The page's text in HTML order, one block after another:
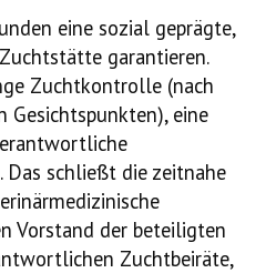
eine sozial geprägte,
garantieren.
Zuchtkontrolle (nach
Gesichtspunkten), eine
Das schließt die zeitnahe
Vorstand der beteiligten
Zuchtbeiräte,